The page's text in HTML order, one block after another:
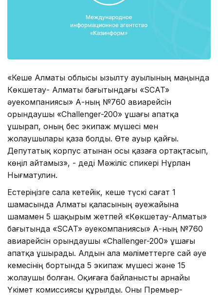
«Кеше Алматы облысы Қызылту ауылының маңында
Көкшетау- Алматы бағытындағы «SCAT»
әуекомпаниясы» АҚ-ның №760 авиарейсін
орындаушы «Challenger-200» ұшағы апатқа
ұшырап, оның бес экипаж мүшесі мен
жолаушылары қаза болды. Өте ауыр қайғы.
Депутатық корпус атынан осы қазаға ортақтасып,
көңіл айтамыз», - деді Мәжіліс спикері Нұрлан
Нығматулин.
Естеріңізге сала кетейік, кеше түскі сағат 1
шамасында Алматы қаласының әуежайына
шамамен 5 шақырым жетпей «Көкшетау-Алматы»
бағытында «SCAT» әуекомпаниясы» АҚ-ның №760
авиарейсін орындаушы «Challenger-200» ұшағы
апатқа ұшырады. Алдын ала мәліметтерге сай әуе
кемесінің бортында 5 экипаж мүшесі және 15
жолаушы болған. Оқиғаға байланысты арнайы
Үкімет комиссиясы құрылды. Оны Премьер-